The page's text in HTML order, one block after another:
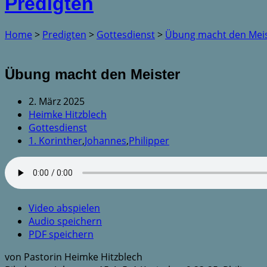
Home > Predigten > Gottesdienst> Übung macht den
Übung macht den Meister
2. März 2025
Heimke Hitzblech
Gottesdienst
1. Korinther,Johannes,Philipper
Video abspielen
Audio speichern
PDF speichern
von Pastorin Heimke Hitzblech